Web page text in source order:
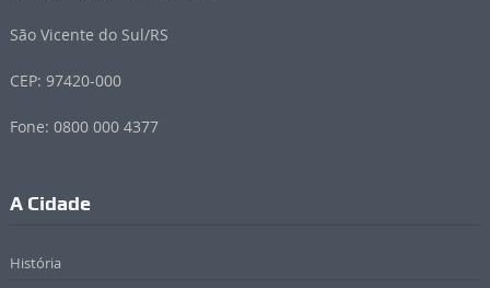
São Vicente do Sul/RS
CEP: 97420-000
Fone: 0800 000 4377
A Cidade
História